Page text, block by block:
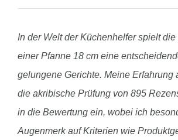
In der Welt der Küchenhelfer spielt
einer Pfanne 18 cm eine
gelungene Gerichte. Meine Erfahrung
die akribische Prüfung von 895
in die Bewertung ein, wobei ich
Augenmerk auf Kriterien wie